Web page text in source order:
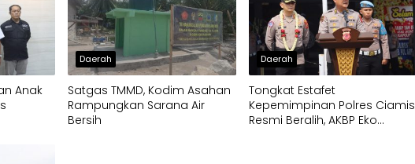
Anak
Daerah
Satgas TMMD, Kodim Asahan
Rampungkan Sarana Air
Bersih
Daerah
Tongkat Estafet
Kepemimpinan Polres Ciamis
Resmi Beralih, AKBP Eko